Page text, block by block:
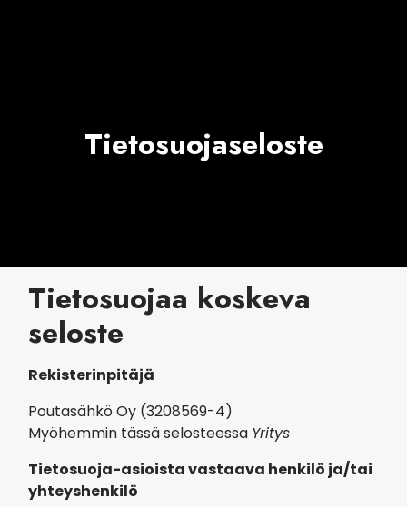
Tietosuojaseloste
Tietosuojaa koskeva
seloste
Rekisterinpitäjä
Poutasähkö Oy (3208569-4)
Myöhemmin tässä selosteessa Yritys
Tietosuoja-asioista vastaava henkilö ja/tai
yhteyshenkilö